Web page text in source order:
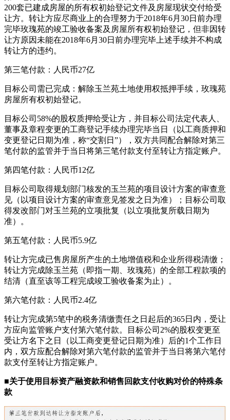
200套已建成房屋的所有权初始登记文件及房屋现状交付给受
让方。转让方应尽商业上的合理努力于2018年6月30日前办理
完毕玫瑰苑的竣工验收备案及房屋所有权初始登记，但非因转
让方原因未能在2018年6月30日前办理完毕上述手续并不构成
转让方的违约。
第三笔付款：人民币27亿
目标公司需已完成：解除玉兰苑土地使用权抵押手续，玫瑰苑
房屋所有权初始登记。
目标公司58%的股权质押给受让方，并目标公司法定代表人、
董事及章程变更的工商登记手续办理完毕当日（以工商质押和
变更登记日期为准，称“交割日”），双方共同配合解除对第三
笔付款的监管并于当日将第三笔付款支付至转让方指定账户。
第四笔付款：人民币12亿
目标公司取得规划部门核发的玉兰苑的项目设计方案的审查意
见（以项目设计方案的审查意见签发之日为准）；目标公司取
得发改部门对玉兰苑的立项批复（以立项批复所载日期为
准）。
第五笔付款：人民币5.9亿
转让方完成已售房屋所产生的土地增值税和企业所得税清缴；
转让方完成除玉兰苑（即指一期、玫瑰苑）的全部工程款项的
结清（直至该等工程完成竣工验收备案为止）。
第六笔付款：人民币2.4亿
转让方完成第5笔中的税务清缴责任之日起后的365日内，受让
方应向监管账户支付第六笔付款。目标公司2%的股权变更至
受让方名下之日（以工商变更登记日期为准）后的1个工作日
内，双方应配合解除对第六笔付款的监管并于当日将第六笔付
款支付至转让方指定账户。
■关于使用目标资产融资款和销售回款支付收购对价的特殊条
款